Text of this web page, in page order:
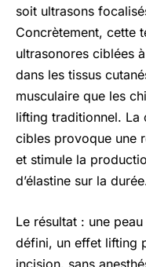
soit ultrasons
Concrètement, cette
ultrasonores ciblées
dans les tissus
musculaire que les
lifting traditionnel. La
cibles provoque une
et stimule la
d’élastine sur la
Le résultat : une
défini, un effet lifting
incision, sans